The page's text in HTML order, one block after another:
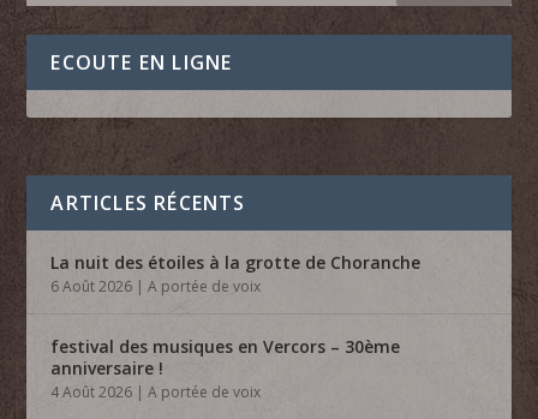
ECOUTE EN LIGNE
ARTICLES RÉCENTS
La nuit des étoiles à la grotte de Choranche
6 Août 2026 |A portée de voix
festival des musiques en Vercors – 30ème
anniversaire !
4 Août 2026 |A portée de voix